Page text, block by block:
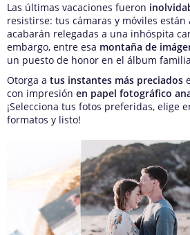
Las últimas vacaciones fueron
resistirse: tus cámaras y móviles están
acabarán relegadas a una inhóspita
embargo, entre esa montaña de
un puesto de honor en el álbum
Otorga a tus instantes más preciados
con impresión en papel fotográfico
¡Selecciona tus fotos preferidas, elige
formatos y listo!